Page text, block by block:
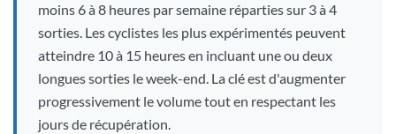
moins 6 à 8 heures par semaine réparties sur 3 à 4
sorties. Les cyclistes les plus expérimentés peuvent
atteindre 10 à 15 heures en incluant une ou deux
longues sorties le week-end. La clé est d'augmenter
progressivement le volume tout en respectant les
jours de récupération.